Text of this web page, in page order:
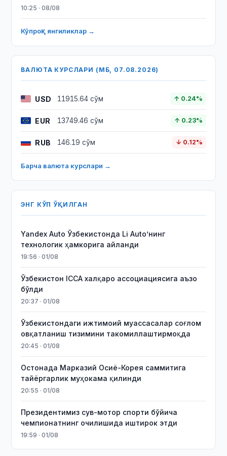
10:25 · 08/08
Кўпроқ янгиликлар →
ВАЛЮТА КУРСЛАРИ (МБ, 07.08.2026)
USD 11915.64 сўм ↑ 0.24%
EUR 13749.46 сўм ↑ 0.23%
RUB 146.19 сўм ↓ 0.12%
Барча валюта курслари →
ЭНГ КЎП ЎҚИЛГАН
Yandex Auto Ўзбекистонда Li Auto’нинг
технологик ҳамкорига айланди
19:56 · 01/08
Ўзбекистон ICCA халқаро ассоциациясига аъзо
бўлди
20:37 · 01/08
Ўзбекистондаги ижтимоий муассасалар соғлом
овқатланиш тизимини такомиллаштирмоқда
20:45 · 01/08
Остонада Марказий Осиё-Корея саммитига
тайёргарлик муҳокама қилинди
20:55 · 01/08
Президентимиз сув-мотор спорти бўйича
чемпионатнинг очилишида иштирок этди
19:59 · 01/08